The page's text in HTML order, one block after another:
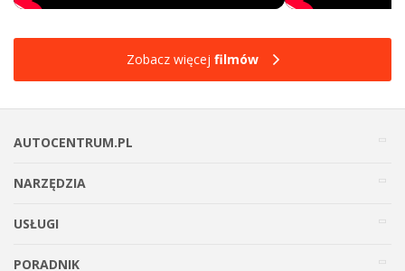
Zobacz więcej filmów
AUTOCENTRUM.PL
NARZĘDZIA
USŁUGI
PORADNIK